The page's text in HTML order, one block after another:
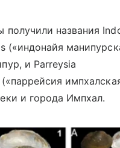
получили названия
(«индонайя
и Parreysia
(«паррейсия
и города Импхал.